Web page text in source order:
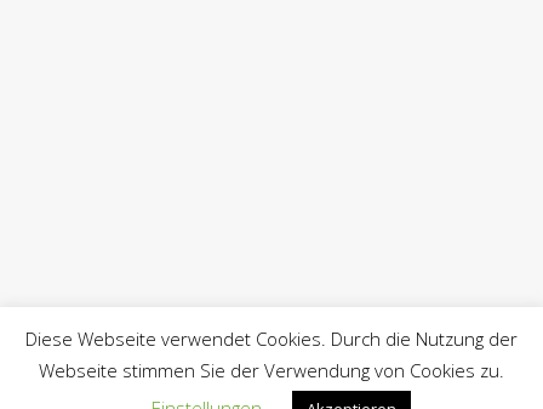
Diese Webseite verwendet Cookies. Durch die Nutzung der
Webseite stimmen Sie der Verwendung von Cookies zu.